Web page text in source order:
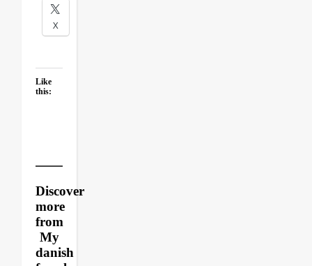
X
Like
this:
Discover
more
from
My
danish